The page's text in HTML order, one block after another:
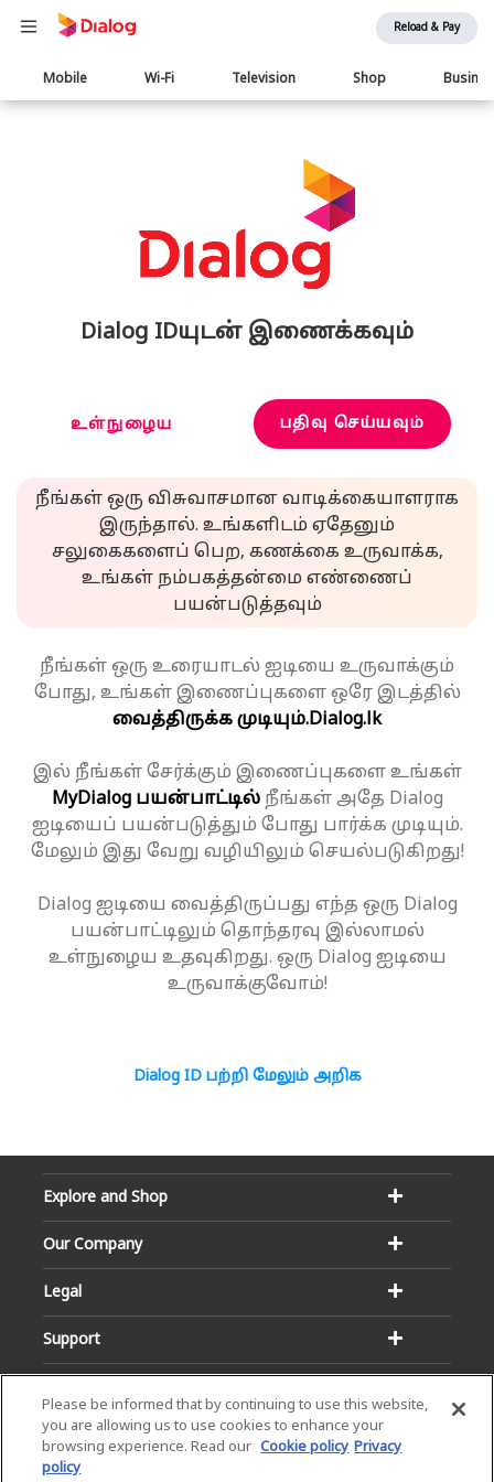
Reload & Pay
Main
navigation
Mobile Wi-Fi Television Shop
Dialog IDயுடன் இணைக்கவும்
உள்நுழைய பதிவு செய்யவும்
நீங்கள் ஒரு விசுவாசமான வாடிக்கையாளராக
இருந்தால். உங்களிடம் ஏதேனும்
சலுகைகளைப் பெற, கணக்கை உருவாக்க,
உங்கள் நம்பகத்தன்மை எண்ணைப்
பயன்படுத்தவும்
நீங்கள் ஒரு உரையாடல் ஐடியை உருவாக்கும்
போது, உங்கள் இணைப்புகளை ஒரே இடத்தில்
வைத்திருக்க முடியும்.Dialog.lk
இல் நீங்கள் சேர்க்கும் இணைப்புகளை உங்கள்
MyDialog பயன்பாட்டில்நீங்கள் அதே Dialog
ஐடியைப் பயன்படுத்தும் போது பார்க்க முடியும்.
மேலும் இது வேறு வழியிலும் செயல்படுகிறது!
Dialog ஐடியை வைத்திருப்பது எந்த ஒரு Dialog
பயன்பாட்டிலும் தொந்தரவு இல்லாமல்
உள்நுழைய உதவுகிறது. ஒரு Dialog ஐடியை
உருவாக்குவோம்!
Dialog ID பற்றி மேலும் அறிக
Explore and Shop
Our Company
Legal
Support
Please be informed that by continuing to use this website,
you are allowing us to use cookies to enhance your
browsing experience. Read our Cookie policy Privacy
policy